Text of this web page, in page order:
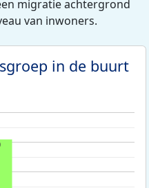
migratie achtergrond
van inwoners.
in de buurt